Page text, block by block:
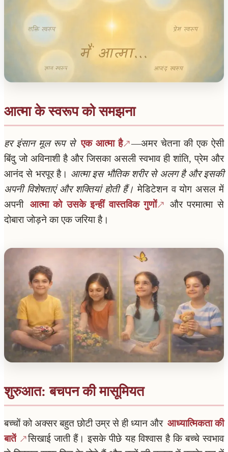
आत्मा के स्वरूप को समझना
हर इंसान मूल रूप से एक आत्मा है
—अमर चेतना की एक ऐसी
बिंदु जो अविनाशी है और जिसका असली स्वभाव ही शांति, प्रेम और
आनंद से भरपूर है। आत्मा इस भौतिक शरीर से अलग है और इसकी
अपनी विशेषताएं और शक्तियां होती हैं।मेडिटेशन व योग असल में
अपनी आत्मा को उसके इन्हीं वास्तविक गुणों
और परमात्मा से
दोबारा जोड़ने का एक जरिया है।
शुरुआत: बचपन की मासूमियत
बच्चों को अक्सर बहुत छोटी उम्र से ही ध्यान और आध्यात्मिकता की
बातें
सिखाई जाती हैं। इसके पीछे यह विश्वास है कि बच्चे स्वभाव